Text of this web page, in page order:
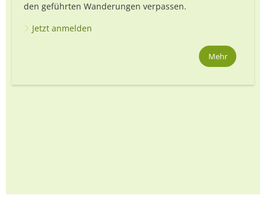
den geführten Wanderungen verpassen.
Jetzt anmelden
Mehr